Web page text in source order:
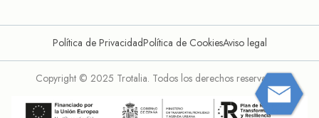
Política de PrivacidadPolítica de CookiesAviso legal
Copyright © 2025 Trotalia. Todos los derechos reservados.